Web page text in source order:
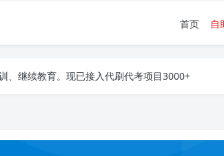
首页 自
文
、继续教育。现已接入代刷代考项目3000+
、继续教育。现已接入代刷代考项目3000+